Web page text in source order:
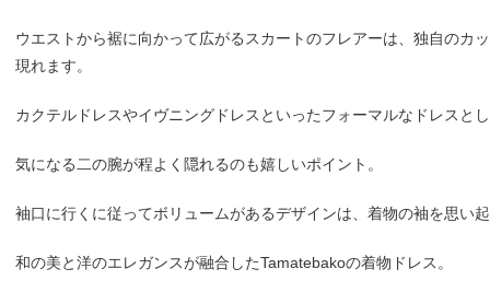
ウエストから裾に向かって広がるスカートのフレアーは、独自のカ
現れます。
カクテルドレスやイヴニングドレスといったフォーマルなドレスと
気になる二の腕が程よく隠れるのも嬉しいポイント。
袖口に行くに従ってボリュームがあるデザインは、着物の袖を思い
和の美と洋のエレガンスが融合したTamatebakoの着物ドレス。